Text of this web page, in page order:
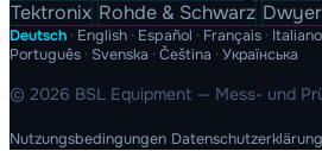
Tektronix Rohde & Schwarz
Deutsch · English · Español · Français · Italiano
Português · Svenska · Čeština · Українська
© 2026 BSL Equipment — Mess- und
Nutzungsbedingungen Datenschutzerklärung